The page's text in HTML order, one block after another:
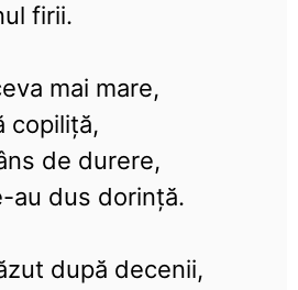
firii.
mai mare,
copiliță,
de durere,
au dus dorință.
după decenii,